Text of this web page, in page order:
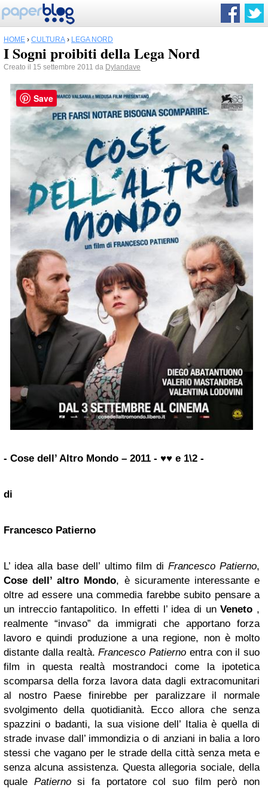
HOME › CULTURA › LEGA NORD
I Sogni proibiti della Lega Nord
Creato il 15 settembre 2011 da Dylandave
- Cose dell’ Altro Mondo – 2011 - ♥♥ e 1\2 -
di
Francesco Patierno
L’ idea alla base dell’ ultimo film di Francesco Patierno,
Cose dell’ altro Mondo, è sicuramente interessante e
oltre ad essere una commedia farebbe subito pensare a
un intreccio fantapolitico. In effetti l’ idea di unVeneto ,
realmente “invaso” da immigrati che apportano forza
lavoro e quindi produzione a una regione, non è molto
distante dalla realtà.Francesco Patierno entra con il suo
film in questa realtà mostrandoci come la ipotetica
scomparsa della forza lavora data dagli extracomunitari
al nostro Paese finirebbe per paralizzare il normale
svolgimento della quotidianità. Ecco allora che senza
spazzini o badanti, la sua visione dell’ Italia è quella di
strade invase dall’ immondizia o di anziani in balia a loro
stessi che vagano per le strade della città senza meta e
senza alcuna assistenza. Questa allegoria sociale, della
quale Patiernosi fa portatore col suo film però non
Save